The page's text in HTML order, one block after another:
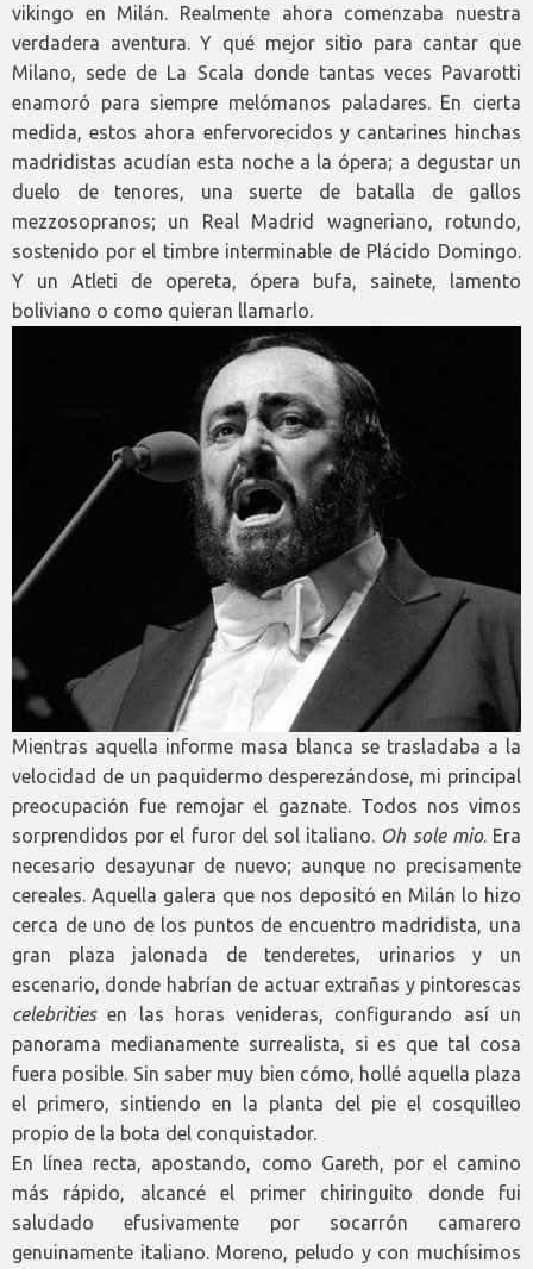
vikingo en Milán. Realmente ahora comenzaba nuestra
verdadera aventura. Y qué mejor sitio para cantar que
Milano, sede de La Scala donde tantas veces Pavarotti
enamoró para siempre melómanos paladares. En cierta
medida, estos ahora enfervorecidos y cantarines hinchas
madridistas acudían esta noche a la ópera; a degustar un
duelo de tenores, una suerte de batalla de gallos
mezzosopranos; un Real Madrid wagneriano, rotundo,
sostenido por el timbre interminable de Plácido Domingo.
Y un Atleti de opereta, ópera bufa, sainete, lamento
boliviano o como quieran llamarlo.
Mientras aquella informe masa blanca se trasladaba a la
velocidad de un paquidermo desperezándose, mi principal
preocupación fue remojar el gaznate. Todos nos vimos
sorprendidos por el furor del sol italiano. Oh sole mio. Era
necesario desayunar de nuevo; aunque no precisamente
cereales. Aquella galera que nos depositó en Milán lo hizo
cerca de uno de los puntos de encuentro madridista, una
gran plaza jalonada de tenderetes, urinarios y un
escenario, donde habrían de actuar extrañas y pintorescas
celebritiesen las horas venideras, configurando así un
panorama medianamente surrealista, si es que tal cosa
fuera posible. Sin saber muy bien cómo, hollé aquella plaza
el primero, sintiendo en la planta del pie el cosquilleo
propio de la bota del conquistador.
En línea recta, apostando, como Gareth, por el camino
más rápido, alcancé el primer chiringuito donde fui
saludado efusivamente por socarrón camarero
genuinamente italiano. Moreno, peludo y con muchísimos